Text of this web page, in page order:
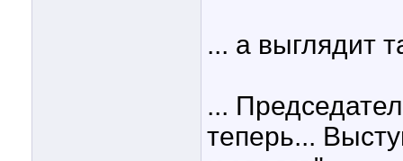
... а выглядит
...
теперь...